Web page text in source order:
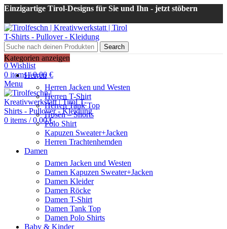
Einzigartige Tirol-Designs für Sie und Ihn - jetzt stöbern
Search
Login / Register
0 Wishlist
0 items / 0,00 €
Menu
0 items / 0,00€
Kategorien anzeigen
Herren
Herren Jacken und Westen
Herren T-Shirt
Herren Tank Top
Hosen – Shorts
Polo Shirt
Kapuzen Sweater+Jacken
Herren Trachtenhemden
Damen
Damen Jacken und Westen
Damen Kapuzen Sweater+Jacken
Damen Kleider
Damen Röcke
Damen T-Shirt
Damen Tank Top
Damen Polo Shirts
Baby & Kinder